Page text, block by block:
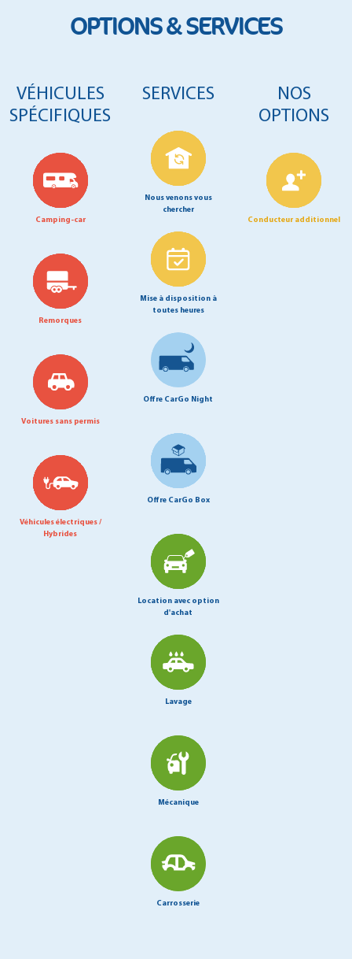
OPTIONS & SERVICES
VÉHICULES
SPÉCIFIQUES
Camping-car
Remorques
Voitures sans permis
Véhicules électriques /
Hybrides
SERVICES
Nous venons vous
chercher
Mise à disposition à
toutes heures
Offre CarGo Night
Offre CarGo Box
Location avec option
d'achat
Lavage
Mécanique
Carrosserie
NOS
OPTIONS
Conducteur additionnel